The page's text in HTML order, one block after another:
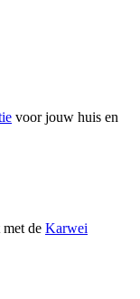
voor jouw huis en
de Karwei